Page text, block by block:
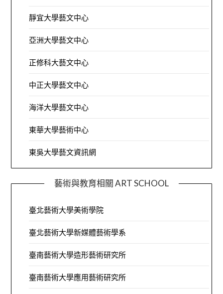
靜宜大學藝文中心
亞洲大學藝文中心
正修科大藝文中心
中正大學藝文中心
海洋大學藝文中心
東華大學藝術中心
東吳大學藝文資訊網
藝術與教育相關 ART SCHOOL
臺北藝術大學美術學院
臺北藝術大學新媒體藝術學系
臺南藝術大學造形藝術研究所
臺南藝術大學應用藝術研究所